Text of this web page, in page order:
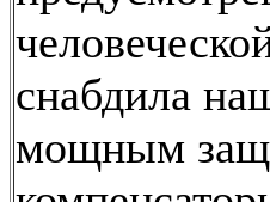
снабдила
мощным